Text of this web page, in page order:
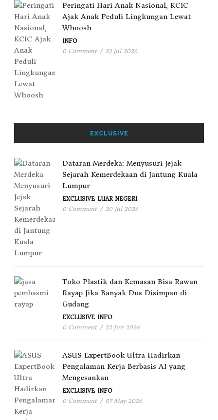
Peringati Hari Anak Nasional, KCIC
Ajak Anak Peduli Lingkungan Lewat
Whoosh
INFO
0 Comment / 23 Jul 2026
EXCLUSIVE
Dataran Merdeka: Menyusuri Jejak
Sejarah Kemerdekaan di Jantung Kuala
Lumpur
EXCLUSIVE LUAR NEGERI
0 Comment / 20 Jul 2026
Toko Plastik dan Kemasan Bisa Rawan
Rayap Jika Banyak Dus Disimpan di
Gudang
EXCLUSIVE INFO
0 Comment / 22 Jun 2026
ASUS ExpertBook Ultra Hadirkan
Pengalaman Kerja Berbasis AI yang
Mengesankan
EXCLUSIVE INFO
0 Comment / 07 May 2026